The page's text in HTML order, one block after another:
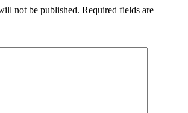
not be published. Required fields are